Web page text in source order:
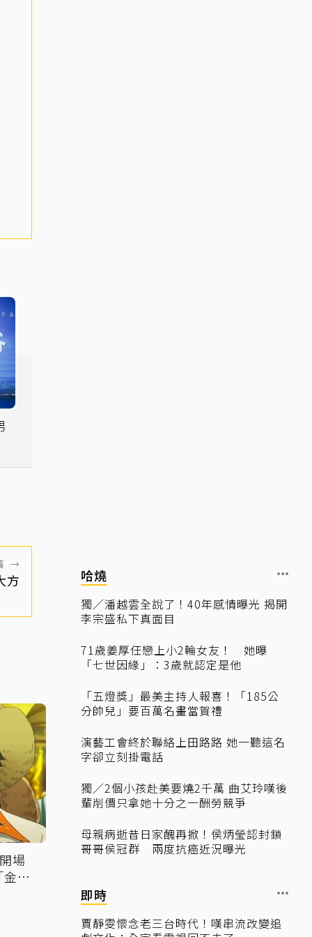
→
方
場
碧
哈燒
獨／潘越雲全說了！40年感情曝光 揭開
李宗盛私下真面目
71歲姜厚任戀上小2輪女友！ 她曝
「七世因緣」：3歲就認定是他
「五燈獎」最美主持人報喜！「185公
分帥兒」要百萬名畫當賀禮
演藝工會終於聯絡上田路路 她一聽這名
字卻立刻掛電話
獨／2個小孩赴美要燒2千萬 曲艾玲嘆後
輩削價只拿她十分之一酬勞競爭
母親病逝昔日家醜再掀！侯炳瑩認封鎖
哥哥侯冠群 兩度抗癌近況曝光
即時
賈靜雯懷念老三台時代！嘆串流改變追